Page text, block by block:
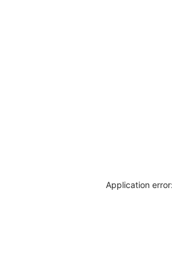
Application